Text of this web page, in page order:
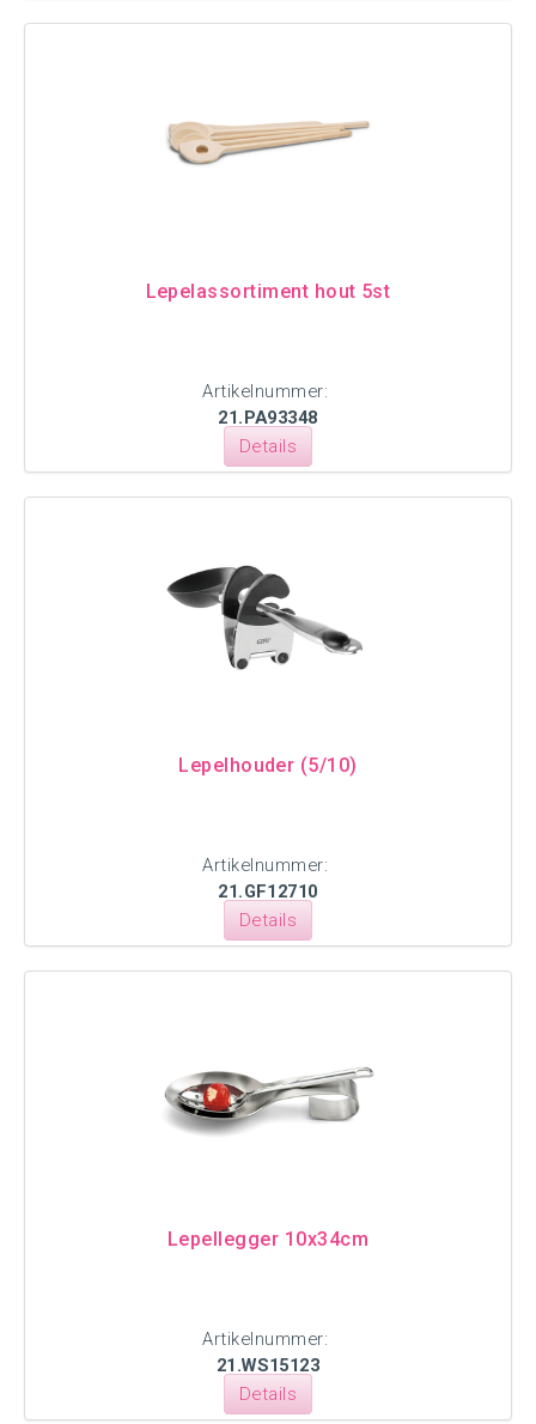
Lepelassortiment hout 5st
Artikelnummer:
21.PA93348
Details
Lepelhouder (5/10)
Artikelnummer:
21.GF12710
Details
Lepellegger 10x34cm
Artikelnummer:
21.WS15123
Details